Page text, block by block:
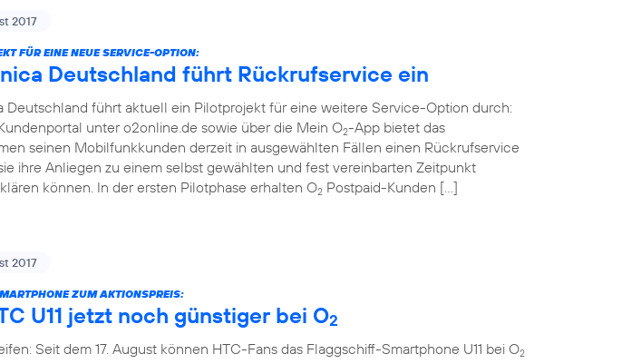
2017
FÜR EINE NEUE SERVICE-OPTION:
Deutschland führt Rückrufservice ein
Deutschland führt aktuell ein Pilotprojekt für eine weitere Service-Option durch:
unter o2online.de sowie über die Mein O2-App bietet das
seinen Mobilfunkkunden derzeit in ausgewählten Fällen einen Rückrufservice
ihre Anliegen zu einem selbst gewählten und fest vereinbarten Zeitpunkt
können. In der ersten Pilotphase erhalten O2 Postpaid-Kunden […]
2017
ZUM AKTIONSPREIS:
U11 jetzt noch günstiger bei O2
Seit dem 17. August können HTC-Fans das Flaggschiff-Smartphone U11 bei O2